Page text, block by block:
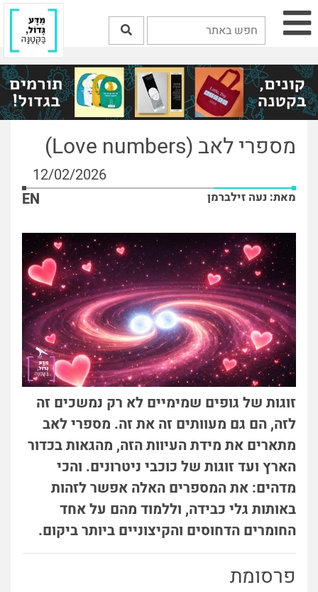
מספרי לאב (Love numbers)
12/02/2026
מאת: נעה זילברמן EN
זוגות של גופים שמימיים לא רק נמשכים זה
לזה, הם גם מעוותים זה את זה. מספרי לאב
מתארים את מידת העיוות הזה, מהגאות בכדור
הארץ ועד זוגות של כוכבי ניטרונים. והכי
מדהים: את המספרים האלה אפשר לזהות
באותות גלי כבידה, וללמוד מהם על אחד
החומרים הדחוסים והקיצוניים ביותר ביקום.
פרסומת